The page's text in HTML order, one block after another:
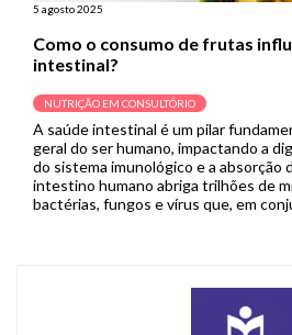
5 agosto 2025
Como o consumo de frutas
intestinal?
NUTRIÇÃO EM CONSULTÓRIO
A saúde intestinal é um pilar
geral do ser humano, impactando a
do sistema imunológico e a
intestino humano abriga trilhões de
bactérias, fungos e vírus que, em